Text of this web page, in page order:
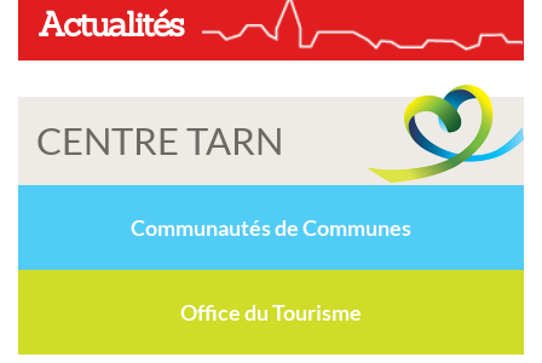
Actualités
CENTRE TARN
Communautés de Communes
Office du Tourisme